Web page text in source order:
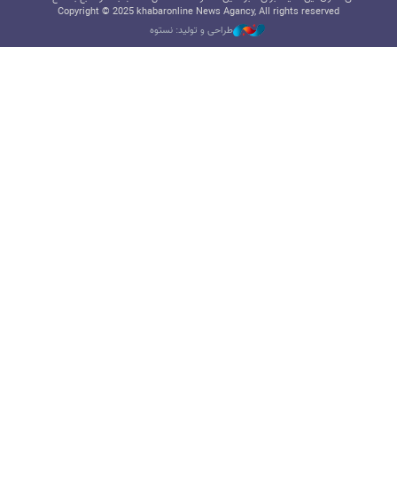
Copyright © 2025 khabaronline News Agancy, All rights reserved
طراحی و تولید: نستوه